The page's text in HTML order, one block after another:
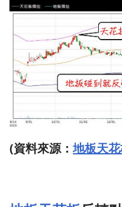
(資料來源：地板天